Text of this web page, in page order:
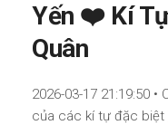
Yến ❤️ Kí
Quân
2026-03-17 21:19:50
của các kí tự đặc biệt